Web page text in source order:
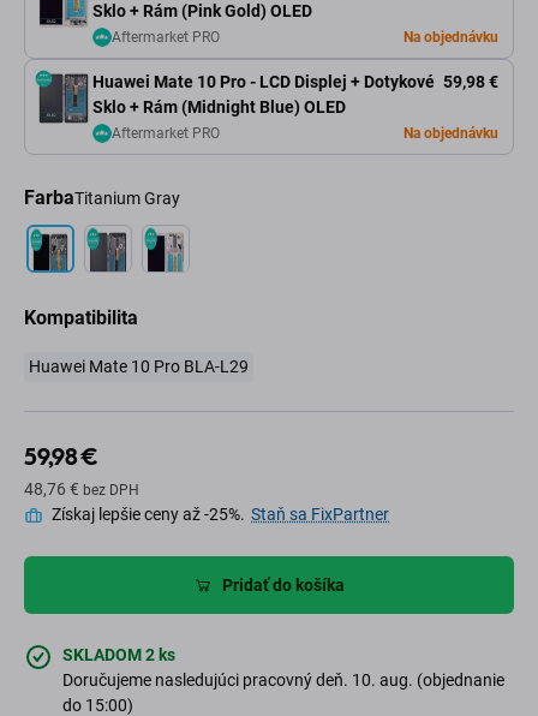
Sklo + Rám (Pink Gold) OLED
Aftermarket PRO Na objednávku
Huawei Mate 10 Pro - LCD Displej + Dotykové
Sklo + Rám (Midnight Blue) OLED
59,98 €
Aftermarket PRO Na objednávku
FarbaTitanium Gray
Kompatibilita
Huawei Mate 10 Pro BLA-L29
59,98 €
48,76 € bez DPH
Získaj lepšie ceny až -25%. Staň sa FixPartner
Pridať do košíka
SKLADOM 2 ks
Doručujeme nasledujúci pracovný deň. 10. aug. (objednanie
do 15:00)